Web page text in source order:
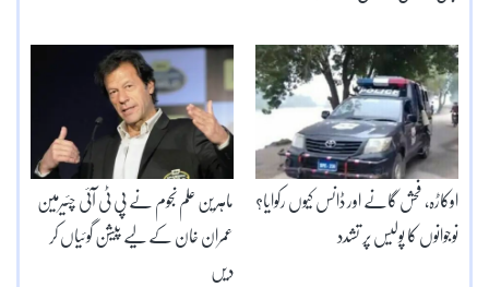
ماہرین علم نجوم نے پی ٹی آئی چئیرمین
عمران خان کے لیے پیشن گوئیاں کر
دیں
اوکاڑہ، فحش گانے اور ڈانس کیوں رکوایا؟
نوجوانوں کا پولیس پر تشدد